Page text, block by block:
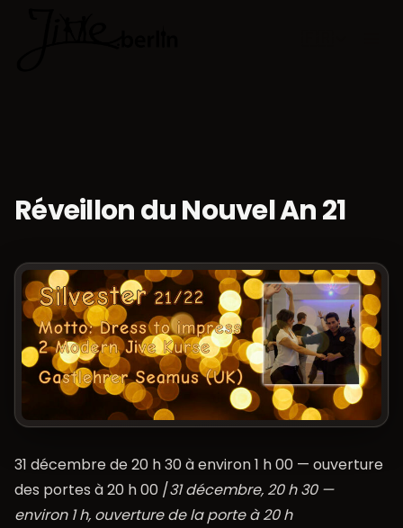
Réveillon du Nouvel An 21
31 décembre de 20 h 30 à environ 1 h 00 — ouverture
des portes à 20 h 00 /31 décembre, 20 h 30 —
environ 1 h, ouverture de la porte à 20 h